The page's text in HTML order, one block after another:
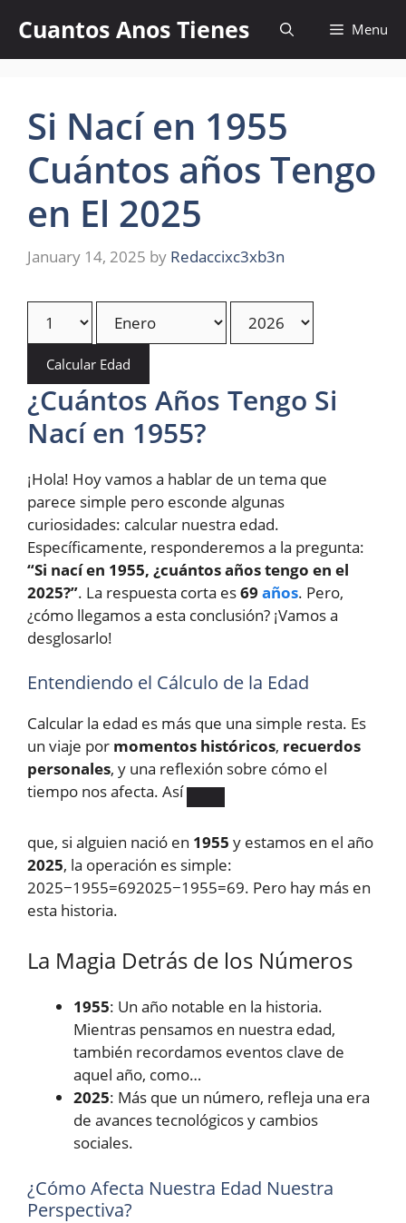
content
Cuantos Anos Tienes Menu
Si Nací en 1955
Cuántos años Tengo
en El 2025
January 14, 2025 by Redaccixc3xb3n
Calcular Edad
¿Cuántos Años Tengo Si
Nací en 1955?
¡Hola! Hoy vamos a hablar de un tema que
parece simple pero esconde algunas
curiosidades: calcular nuestra edad.
Específicamente, responderemos a la pregunta:
“Si nací en 1955, ¿cuántos años tengo en el
2025?”. La respuesta corta es69 años. Pero,
¿cómo llegamos a esta conclusión? ¡Vamos a
desglosarlo!
Entendiendo el Cálculo de la Edad
Calcular la edad es más que una simple resta. Es
un viaje por momentos históricos, recuerdos
personales, y una reflexión sobre cómo el
tiempo nos afecta. Así ​
que, si alguien nació en 1955 y estamos en el año
2025, la operación es simple:
2025−1955=692025−1955=69. Pero hay más en
esta historia.
La Magia Detrás de los Números
1955: Un año notable en la historia.
Mientras pensamos en nuestra edad,
también recordamos eventos clave de
aquel año, como…
2025: Más que un número, refleja una era
de avances tecnológicos y cambios
sociales.
¿Cómo Afecta Nuestra Edad Nuestra
Perspectiva?